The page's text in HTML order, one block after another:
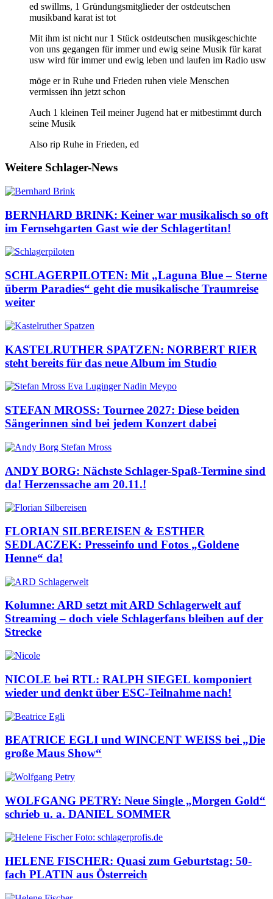
ed swillms, 1 Gründungsmitglieder der ostdeutschen
musikband karat ist tot
Mit ihm ist nicht nur 1 Stück ostdeutschen musikgeschichte
von uns gegangen für immer und ewig seine Musik für karat
usw wird für immer und ewig leben und laufen im Radio usw
möge er in Ruhe und Frieden ruhen viele Menschen
vermissen ihn jetzt schon
Auch 1 kleinen Teil meiner Jugend hat er mitbestimmt durch
seine Musik
Also rip Ruhe in Frieden, ed
Weitere Schlager-News
BERNHARD BRINK: Keiner war musikalisch so oft
im Fernsehgarten Gast wie der Schlagertitan!
SCHLAGERPILOTEN: Mit „Laguna Blue – Sterne
überm Paradies“ geht die musikalische Traumreise
weiter
KASTELRUTHER SPATZEN: NORBERT RIER
steht bereits für das neue Album im Studio
STEFAN MROSS: Tournee 2027: Diese beiden
Sängerinnen sind bei jedem Konzert dabei
ANDY BORG: Nächste Schlager-Spaß-Termine sind
da! Herzenssache am 20.11.!
FLORIAN SILBEREISEN & ESTHER
SEDLACZEK: Presseinfo und Fotos „Goldene
Henne“ da!
Kolumne: ARD setzt mit ARD Schlagerwelt auf
Streaming – doch viele Schlagerfans bleiben auf der
Strecke
NICOLE bei RTL: RALPH SIEGEL komponiert
wieder und denkt über ESC-Teilnahme nach!
BEATRICE EGLI und WINCENT WEISS bei „Die
große Maus Show“
WOLFGANG PETRY: Neue Single „Morgen Gold“
schrieb u. a. DANIEL SOMMER
HELENE FISCHER: Quasi zum Geburtstag: 50-
fach PLATIN aus Österreich